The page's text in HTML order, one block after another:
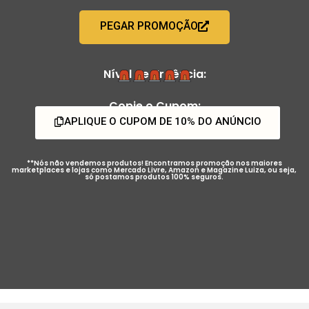
PEGAR PROMOÇÃO
Nível de Urgência:
Copie o Cupom:
APLIQUE O CUPOM DE 10% DO ANÚNCIO
**Nós não vendemos produtos! Encontramos promoção nos maiores
marketplaces e lojas como Mercado Livre, Amazon e Magazine Luiza, ou seja,
só postamos produtos 100% seguros.